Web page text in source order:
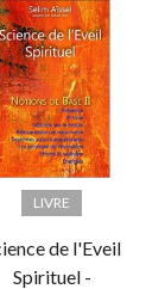
LIVRE
de l'Eveil
Spirituel -